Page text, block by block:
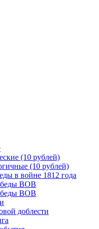
(10 рублей)
(10 рублей)
в войне 1812 года
ВОВ
ВОВ
доблести